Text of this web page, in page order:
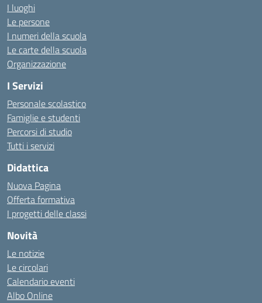
I luoghi
Le persone
I numeri della scuola
Le carte della scuola
Organizzazione
I Servizi
Personale scolastico
Famiglie e studenti
Percorsi di studio
Tutti i servizi
Didattica
Nuova Pagina
Offerta formativa
I progetti delle classi
Novità
Le notizie
Le circolari
Calendario eventi
Albo Online